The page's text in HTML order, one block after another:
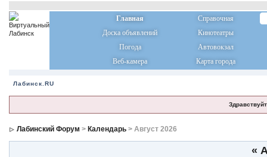
Главная
Справочная
Доска объявлений
Кинотеатры
Погода
Автовокзал
Веб-камера
Карта города
Лабинск.RU
Лабинский Форум > Календарь> Август 2026
«